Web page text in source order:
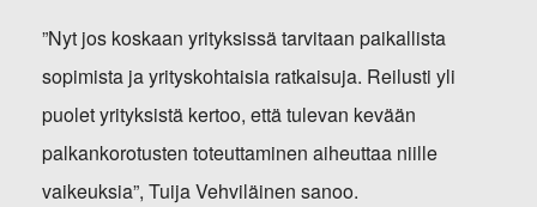
”Nyt jos koskaan yrityksissä tarvitaan paikallista
sopimista ja yrityskohtaisia ratkaisuja. Reilusti yli
puolet yrityksistä kertoo, että tulevan kevään
palkankorotusten toteuttaminen aiheuttaa niille
vaikeuksia”, Tuija Vehviläinen sanoo.